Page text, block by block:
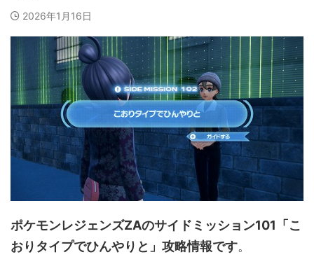
2026年1月16日
ポケモンレジェンズZAのサイドミッション101「こ
おりタイプでひんやりと」攻略情報です。